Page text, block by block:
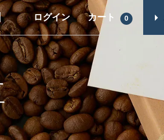
ギフト一覧
コーヒーギフト（すべて）
コーヒーマイスターセレクト
ギフト
レギュラーコーヒーギフト
ログイン カート 0